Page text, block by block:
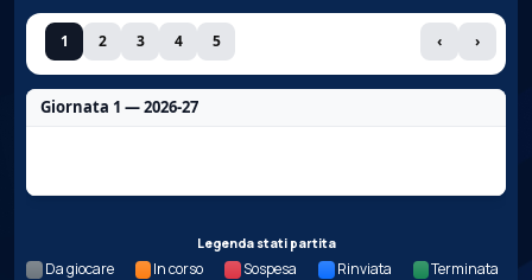
1 2 3 4 5 ‹ ›
Giornata 1 — 2026-27
Legenda stati partita
Da giocare In corso Sospesa Rinviata Terminata